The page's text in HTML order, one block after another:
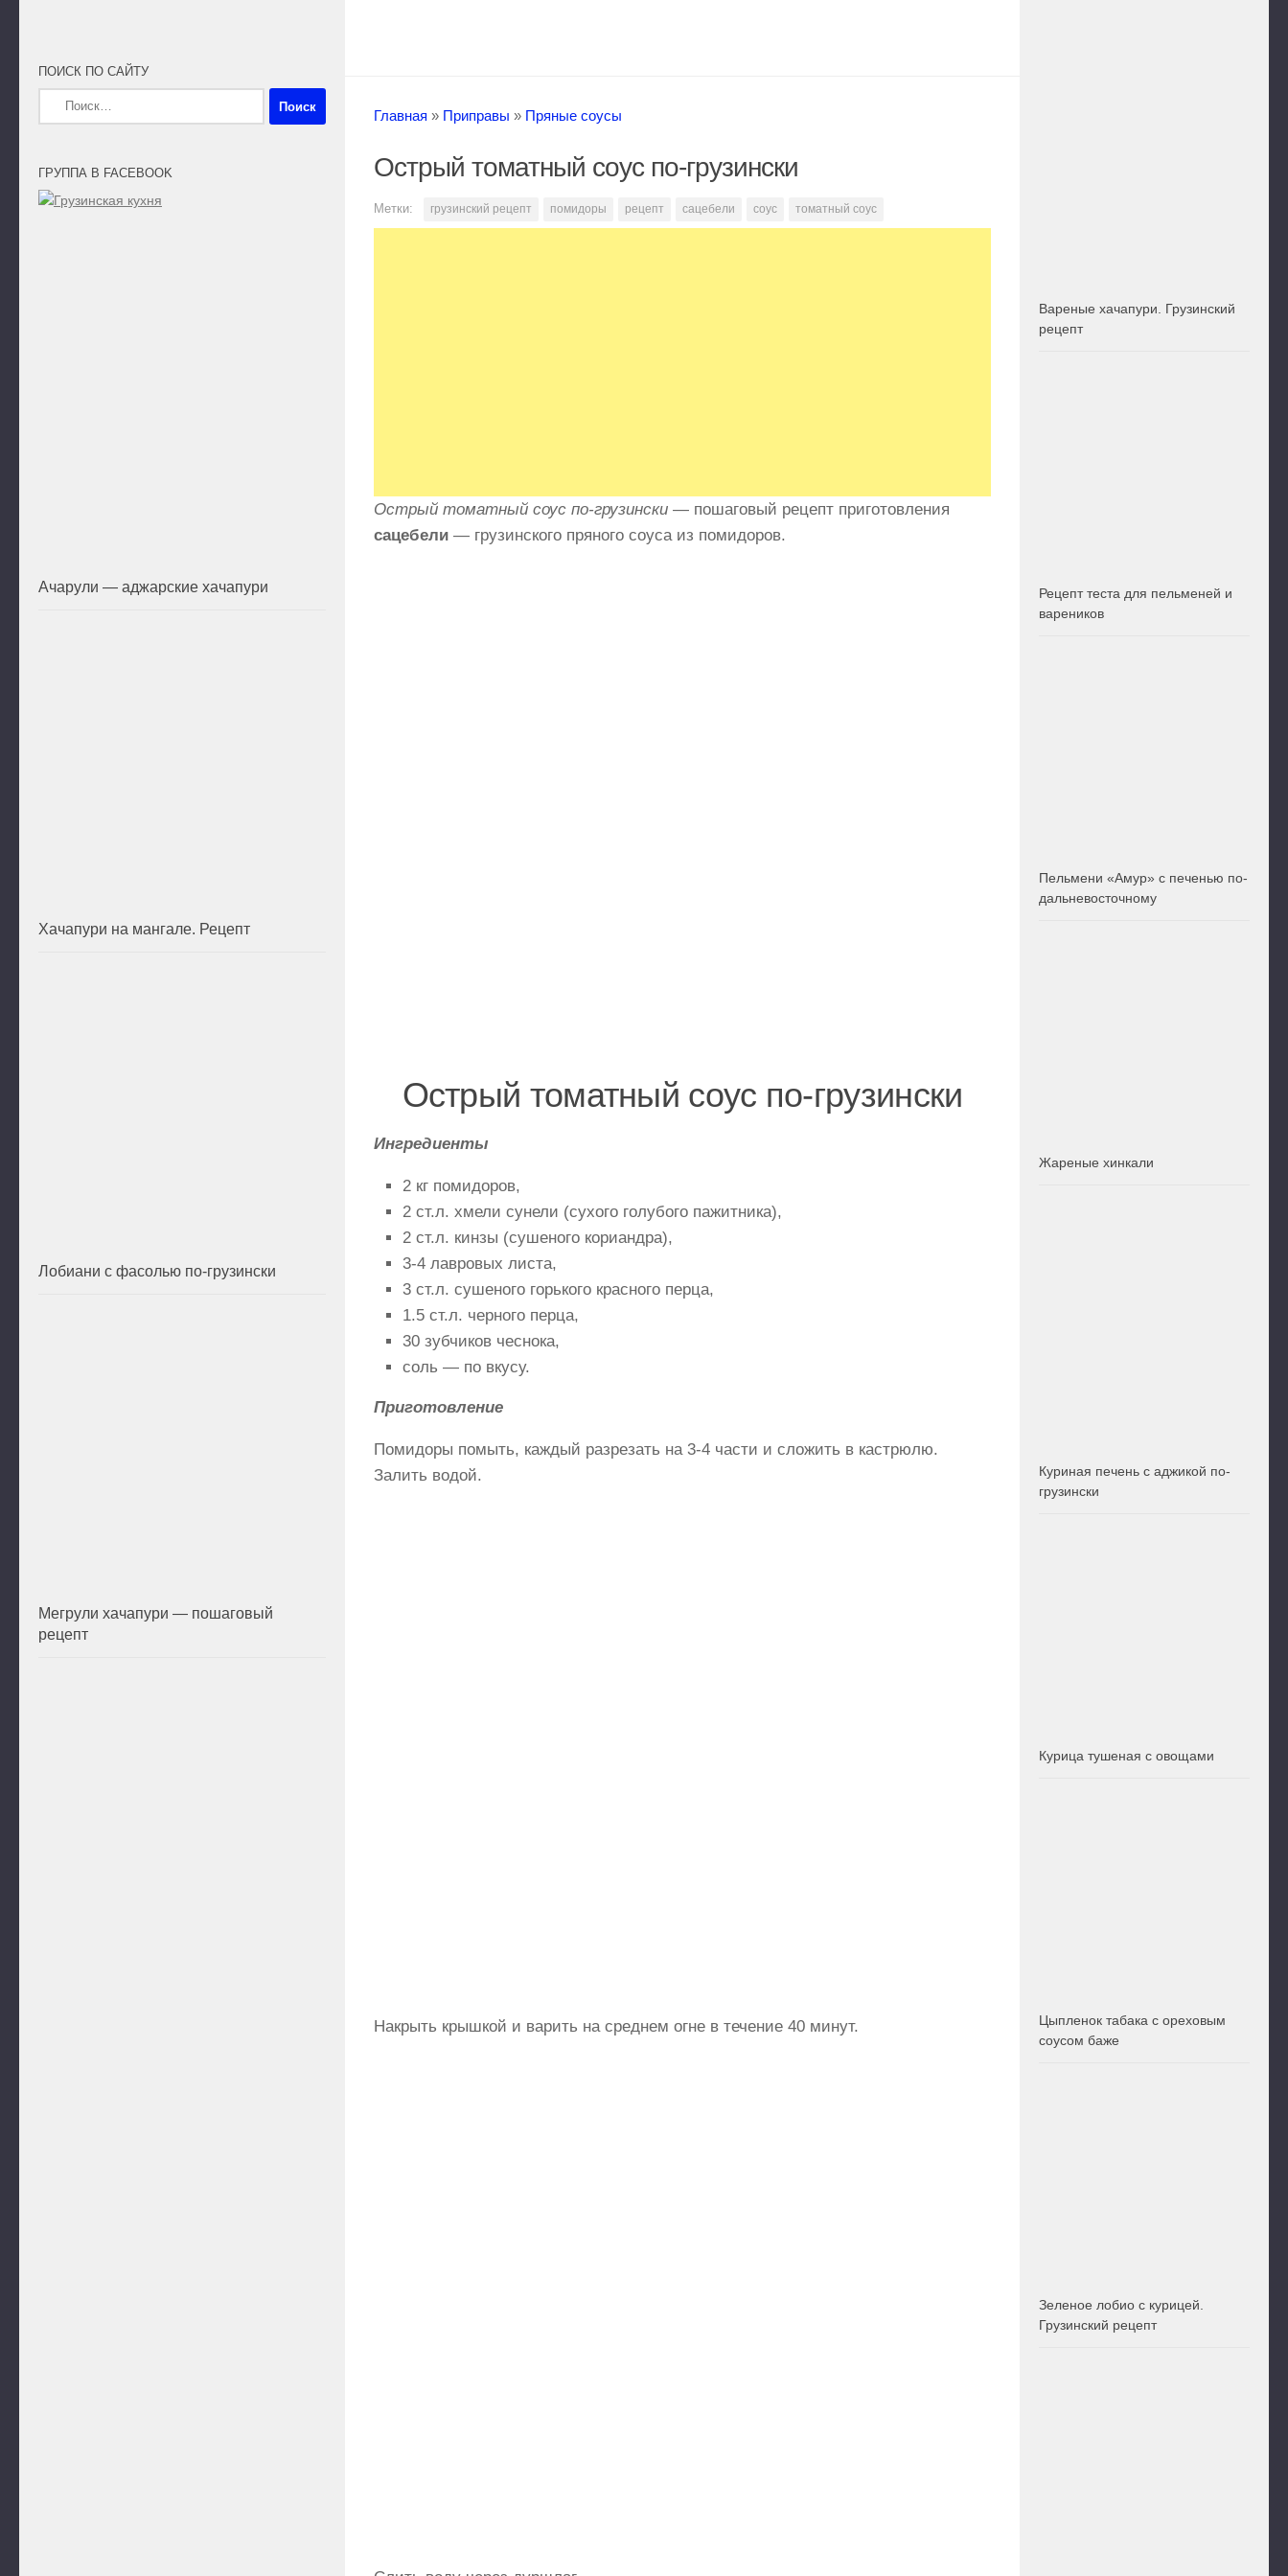
Главная » Приправы » Пряные соусы
Острый томатный соус по-грузински
Метки: грузинский рецепт помидоры рецепт сацебели соус томатный соус
Острый томатный соус по-грузински — пошаговый рецепт приготовления
сацебели — грузинского пряного соуса из помидоров.
Острый томатный соус по-грузински
Ингредиенты
2 кг помидоров,
2 ст.л. хмели сунели (сухого голубого пажитника),
2 ст.л. кинзы (сушеного кориандра),
3-4 лавровых листа,
3 ст.л. сушеного горького красного перца,
1.5 ст.л. черного перца,
30 зубчиков чеснока,
соль — по вкусу.
Приготовление
Помидоры помыть, каждый разрезать на 3-4 части и сложить в кастрюлю.
Залить водой.
Накрыть крышкой и варить на среднем огне в течение 40 минут.
ПОИСК ПО САЙТУ
Найти:
ГРУППА В FACEBOOK
Ачарули — аджарские хачапури
Хачапури на мангале. Рецепт
Лобиани с фасолью по-грузински
Мегрули хачапури — пошаговый
рецепт
Вареные хачапури. Грузинский
рецепт
Рецепт теста для пельменей и
вареников
Пельмени «Амур» с печенью по-
дальневосточному
Жареные хинкали
Куриная печень с аджикой по-
грузински
Курица тушеная с овощами
Цыпленок табака с ореховым
соусом баже
Зеленое лобио с курицей.
Грузинский рецепт